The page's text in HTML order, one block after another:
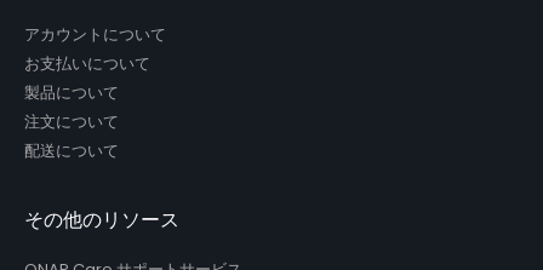
アカウントについて
お支払いについて
製品について
注文について
配送について
その他のリソース